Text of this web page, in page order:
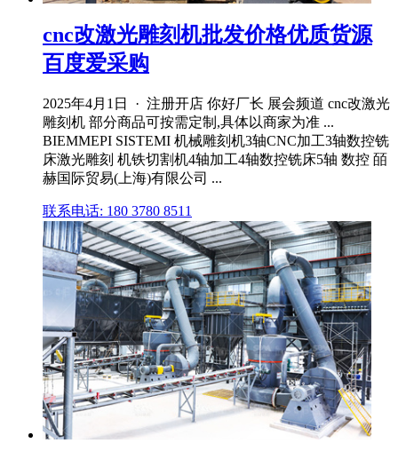
cnc改激光雕刻机批发价格优质货源
百度爱采购
2025年4月1日 · 注册开店 你好厂长 展会频道 cnc改激光
雕刻机 部分商品可按需定制,具体以商家为准 ...
BIEMMEPI SISTEMI 机械雕刻机3轴CNC加工3轴数控铣
床激光雕刻 机铁切割机4轴加工4轴数控铣床5轴 数控 皕
赫国际贸易(上海)有限公司 ...
联系电话: 180 3780 8511